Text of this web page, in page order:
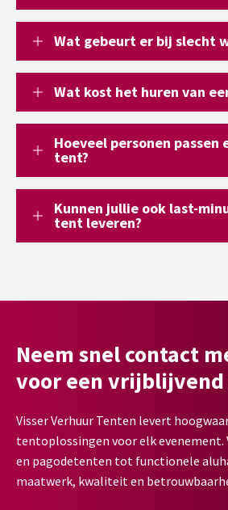
Wat gebeurt er bij slecht
Wat kost het huren van
Hoeveel personen passen
tent?
Kunnen jullie ook last-
tent leveren?
Neem snel contact
voor een vrijblijvend
Visser Verhuur Tenten levert
tentoplossingen voor elk evenement.
en pagodetenten tot functionele
maatwerk, kwaliteit en